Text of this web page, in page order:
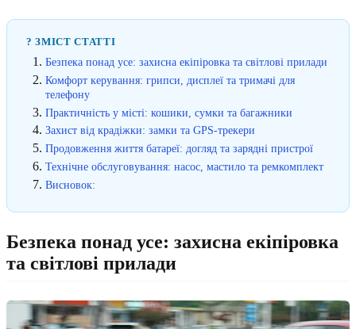
? ЗМІСТ СТАТТІ
Безпека понад усе: захисна екіпіровка та світлові прилади
Комфорт керування: грипси, дисплеї та тримачі для
телефону
Практичність у місті: кошики, сумки та багажники
Захист від крадіжки: замки та GPS-трекери
Продовження життя батареї: догляд та зарядні пристрої
Технічне обслуговування: насос, мастило та ремкомплект
Висновок:
Безпека понад усе: захисна екіпіровка
та світлові прилади